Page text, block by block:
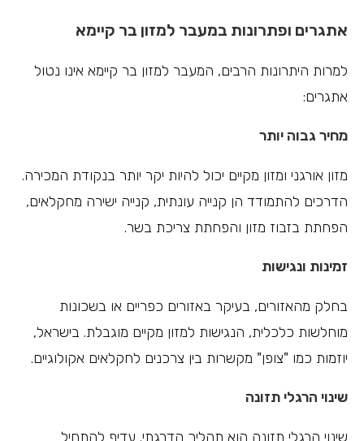
אתגרים ופתרונות במעבר למזון בר קיימא
למרות היתרונות הרבים, המעבר למזון בר קיימא אינו נטול
אתגרים:
מחיר גבוה יותר
מזון אורגני ומזון מקיים יכול להיות יקר יותר בנקודת המכירה.
הדרכים להתמודד הן קנייה עונתית, קנייה ישירה מחקלאים,
הפחתת בזבוז מזון והפחתת צריכת בשר.
זמינות ונגישות
בחלק מהאזורים, בעיקר באזורים כפריים או בשכונות
מוחלשות כלכלית, הנגישות למזון מקיים מוגבלת. בישראל,
יוזמות כמו "צופן" מקשרות בין צרכנים לחקלאים אקולוגיים.
שינוי הרגלי תזונה
שינוי הרגלי תזונה הוא תהליך הדרגתי. עדיף להתחיל